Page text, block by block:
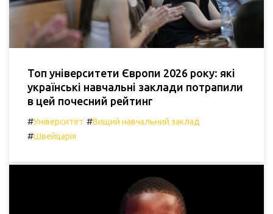
Топ університети Європи 2026 року: які
українські навчальні заклади потрапили
в цей почесний рейтинг
#Університет #Вищий навчальний заклад
#Швейцарія